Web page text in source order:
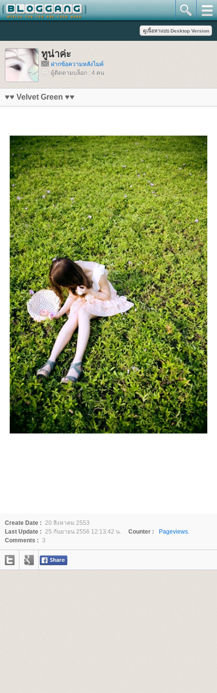
ทูน่าค่ะ
ฝากข้อความหลังไมค์
ผู้ติดตามบล็อก : 4 คน
♥♥ Velvet Green ♥♥
Create Date :
20 สิงหาคม 2553
Last Update :
25 กันยายน 2556 12:13:42 น. Counter :
Pageviews.
Comments : 3